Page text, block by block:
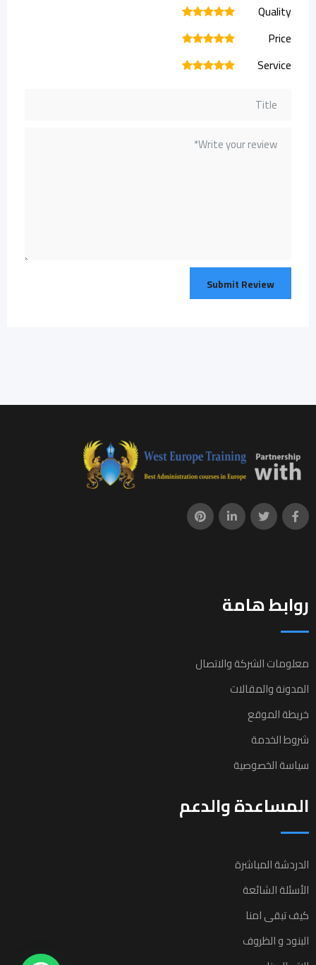
Quality
5
4
3
2
Price
5
4
3
2
Service
5
4
3
2
روابط هامة
معلومات الشركة والاتصال
المدونة والمقالات
خريطة الموقع
شروط الخدمة
سياسة الخصوصية
المساعدة والدعم
الدردشة المباشرة
الأسئلة الشائعة
كيف تبقى امنا
البنود و الظروف